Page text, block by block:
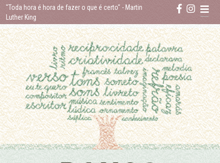
Skip
content
"Toda hora é hora de fazer o que é certo" - Martin
Luther King